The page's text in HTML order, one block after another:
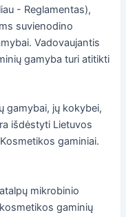
- Reglamentas),
suvienodino
Vadovaujantis
gamyba turi atitikti
gamybai, jų kokybei,
išdėstyti Lietuvos
gaminiai.
mikrobinio
gaminių